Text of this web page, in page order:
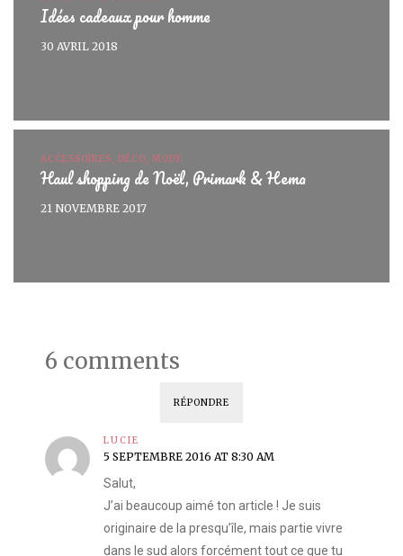
Idées cadeaux pour homme
30 AVRIL 2018
ACCESSOIRES, DÉCO, MODE
Haul shopping de Noël, Primark & Hema
21 NOVEMBRE 2017
6 comments
RÉPONDRE
LUCIE
5 SEPTEMBRE 2016 AT 8:30 AM
Salut,
J’ai beaucoup aimé ton article ! Je suis
originaire de la presqu’île, mais partie vivre
dans le sud alors forcément tout ce que tu